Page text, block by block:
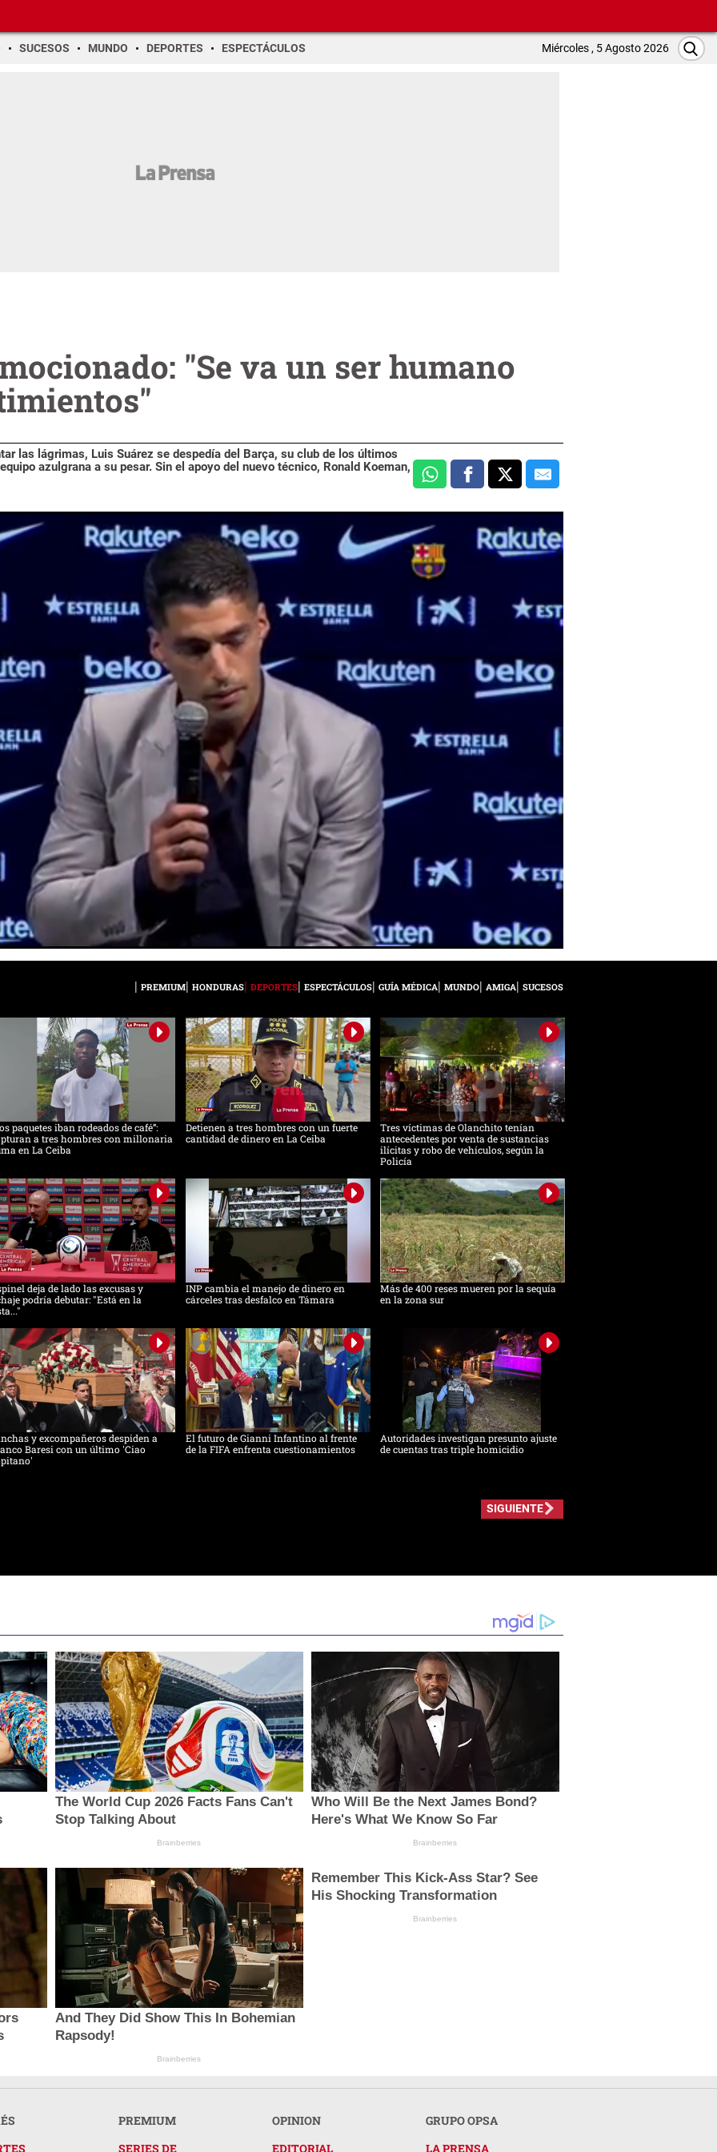
SUCESOS MUNDO DEPORTES ESPECTÁCULOS Miércoles , 5 Agosto 2026
"Se va un ser humano
las lágrimas, Luis Suárez se despedía del Barça, su club de los últimos
azulgrana a su pesar. Sin el apoyo del nuevo técnico, Ronald Koeman,
PREMIUM HONDURAS DEPORTES ESPECTÁCULOS GUÍA MÉDICA MUNDO AMIGA SUCESOS
paquetes iban rodeados de café”:
a tres hombres con millonaria
en La Ceiba
Detienen a tres hombres con un fuerte
cantidad de dinero en La Ceiba
Tres víctimas de Olanchito tenían
antecedentes por venta de sustancias
ilícitas y robo de vehículos, según la
Policía
deja de lado las excusas y
podría debutar: "Está en la
INP cambia el manejo de dinero en
cárceles tras desfalco en Támara
Más de 400 reses mueren por la sequía
en la zona sur
y excompañeros despiden a
Baresi con un último 'Ciao
El futuro de Gianni Infantino al frente
de la FIFA enfrenta cuestionamientos
Autoridades investigan presunto ajuste
de cuentas tras triple homicidio
SIGUIENTE
The World Cup 2026 Facts Fans Can't
Stop Talking About
Brainberries
Who Will Be the Next James Bond?
Here's What We Know So Far
Brainberries
And They Did Show This In Bohemian
Rapsody!
Brainberries
Remember This Kick-Ass Star? See
His Shocking Transformation
Brainberries
PREMIUM
SERIES DE
OPINION
EDITORIAL
GRUPO OPSA
LA PRENSA